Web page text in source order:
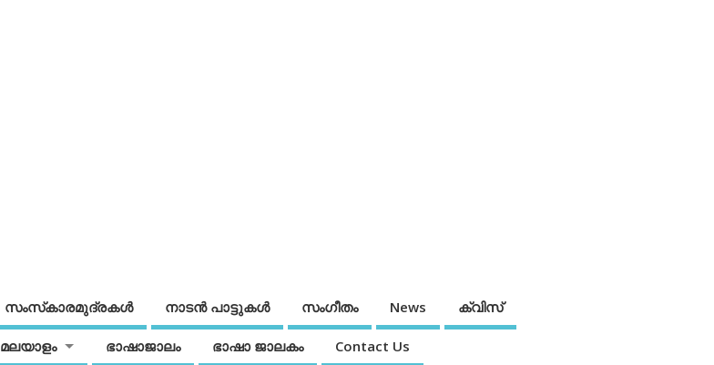
സംസ്‌കാരമുദ്രകള്‍ നാടന്‍ പാട്ടുകള്‍ സംഗീതം News ക്വിസ്
മലയാളം ഭാഷാജാലം ഭാഷാ ജാലകം Contact Us